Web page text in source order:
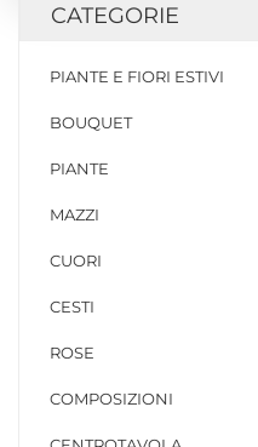
CATEGORIE
PIANTE E FIORI ESTIVI
BOUQUET
PIANTE
MAZZI
CUORI
CESTI
ROSE
COMPOSIZIONI